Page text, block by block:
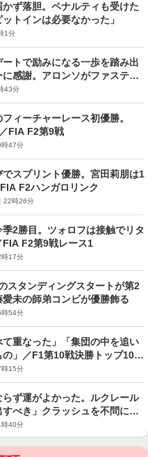
ず落胆。ペナルティも受けた
トインは必要なかった」
1分
トで励みになる一歩を踏み出
感謝。アロンソがファステス
43分
ィーチャーレース初優勝。
FIA F2第9戦
47分
スプリント優勝。宮田莉朋は1
F2ハンガロリンク
22時26分
2勝目。ツォロフは接触でリタ
FIA F2第9戦レース1
17分
スタンディングスタートが第2
未の師弟コンビが優勝飾る
54分
て重なった」「集団の中を追い
の」／F1第10戦決勝トップ10コ
15分
ず運がよかった。ルクレール
べき」クラッシュを不問に付
40分